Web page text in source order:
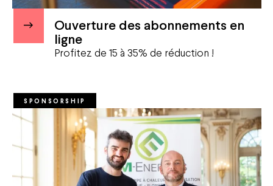
Ouverture des abonnements en
ligne
Profitez de 15 à 35% de réduction !
SPONSORSHIP